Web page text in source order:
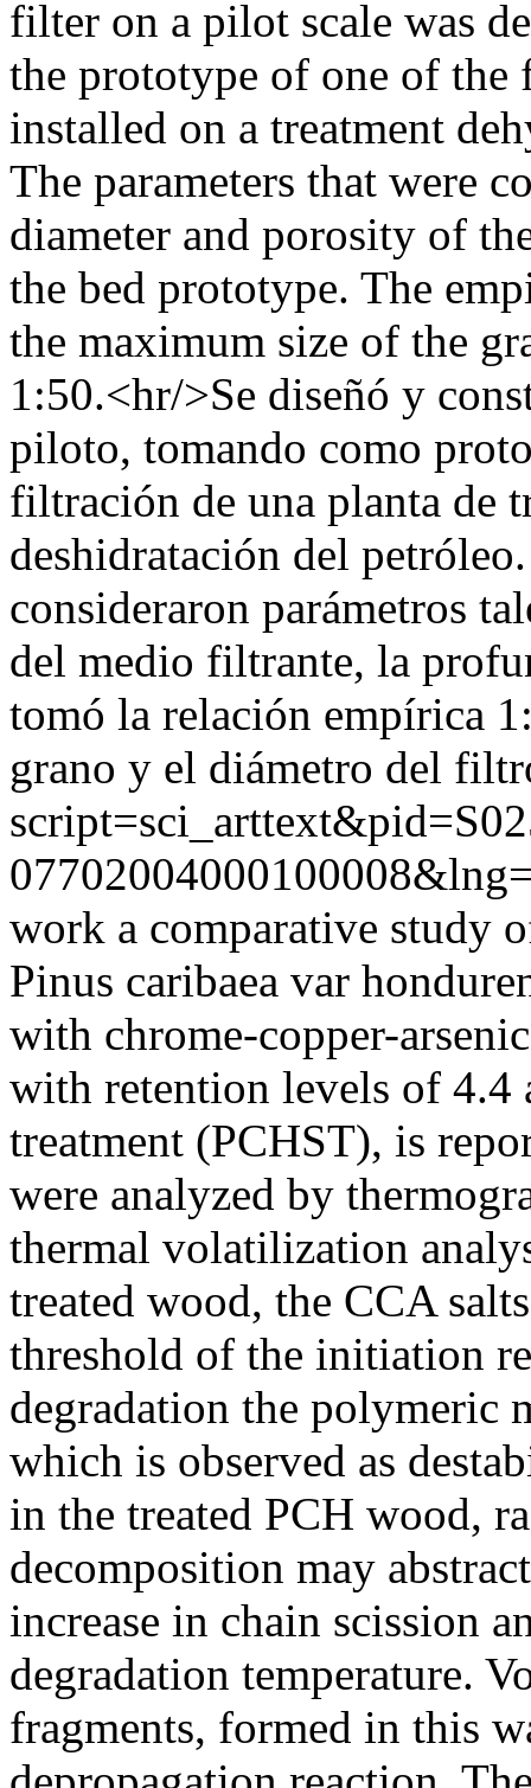
filter on a pilot scale was
the prototype of one of
installed on a treatment
The parameters that were
diameter and porosity of
the bed prototype. The
the maximum size of the
1:50.<hr/>Se diseñó y
piloto, tomando como
filtración de una planta de
deshidratación del
consideraron parámetros
del medio filtrante, la
tomó la relación empírica
grano y el diámetro del
work a comparative study
Pinus caribaea var
with chrome-copper-
with retention levels of 4.4
treatment (PCHST), is
were analyzed by
thermal volatilization
treated wood, the CCA
threshold of the initiation
degradation the polymeric
which is observed as
in the treated PCH wood,
decomposition may
increase in chain scission
degradation temperature.
fragments, formed in this